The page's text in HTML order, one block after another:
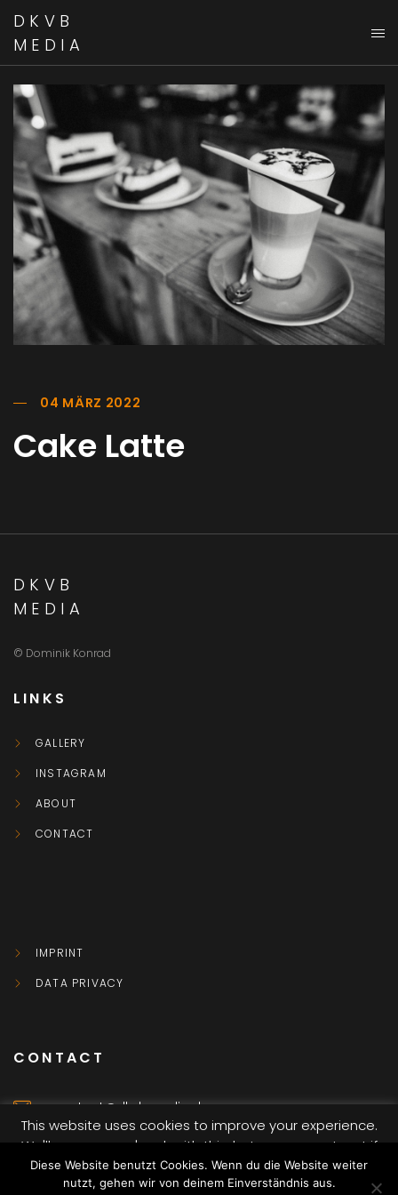
DKVB
MEDIA
04 MÄRZ 2022
Cake Latte
DKVB
MEDIA
© Dominik Konrad
LINKS
GALLERY
INSTAGRAM
ABOUT
CONTACT
IMPRINT
DATA PRIVACY
CONTACT
contact@dkvbmedia.de
This website uses cookies to improve your experience.
We'll assume you're ok with this, but you can opt-out if
you wish.
Diese Website benutzt Cookies. Wenn du die Website weiter
nutzt, gehen wir von deinem Einverständnis aus.